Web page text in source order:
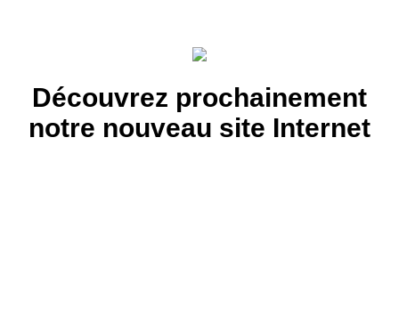
Découvrez prochainement
notre nouveau site Internet